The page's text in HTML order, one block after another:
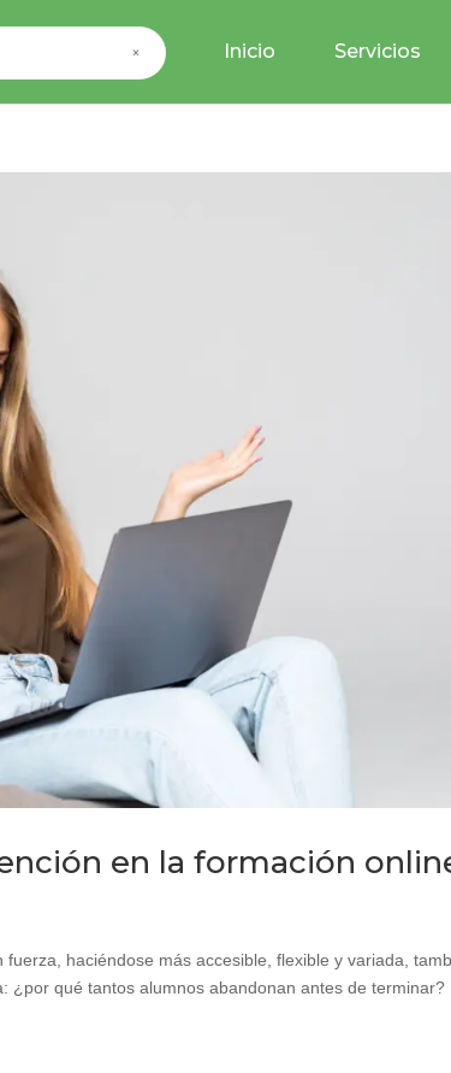
× Inicio Servicios
en la formación
haciéndose más accesible, flexible y variada,
¿por qué tantos alumnos abandonan antes de terminar?